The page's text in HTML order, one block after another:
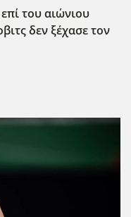
του αιώνιου
δεν ξέχασε τον